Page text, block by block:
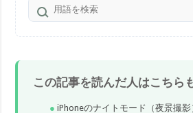
この記事を読んだ人はこちら
iPhoneのナイトモード（夜景撮